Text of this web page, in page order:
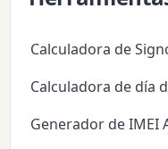
Calculadora de
Calculadora de día
Generador de IMEI